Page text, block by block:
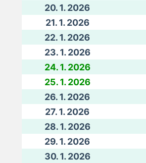
20. 1. 2026
21. 1. 2026
22. 1. 2026
23. 1. 2026
24. 1. 2026
25. 1. 2026
26. 1. 2026
27. 1. 2026
28. 1. 2026
29. 1. 2026
30. 1. 2026